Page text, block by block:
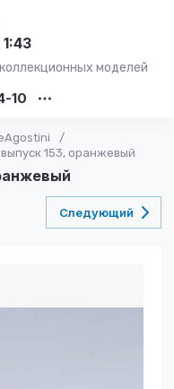
моделей
10
/
выпуск 153, оранжевый
Следующий